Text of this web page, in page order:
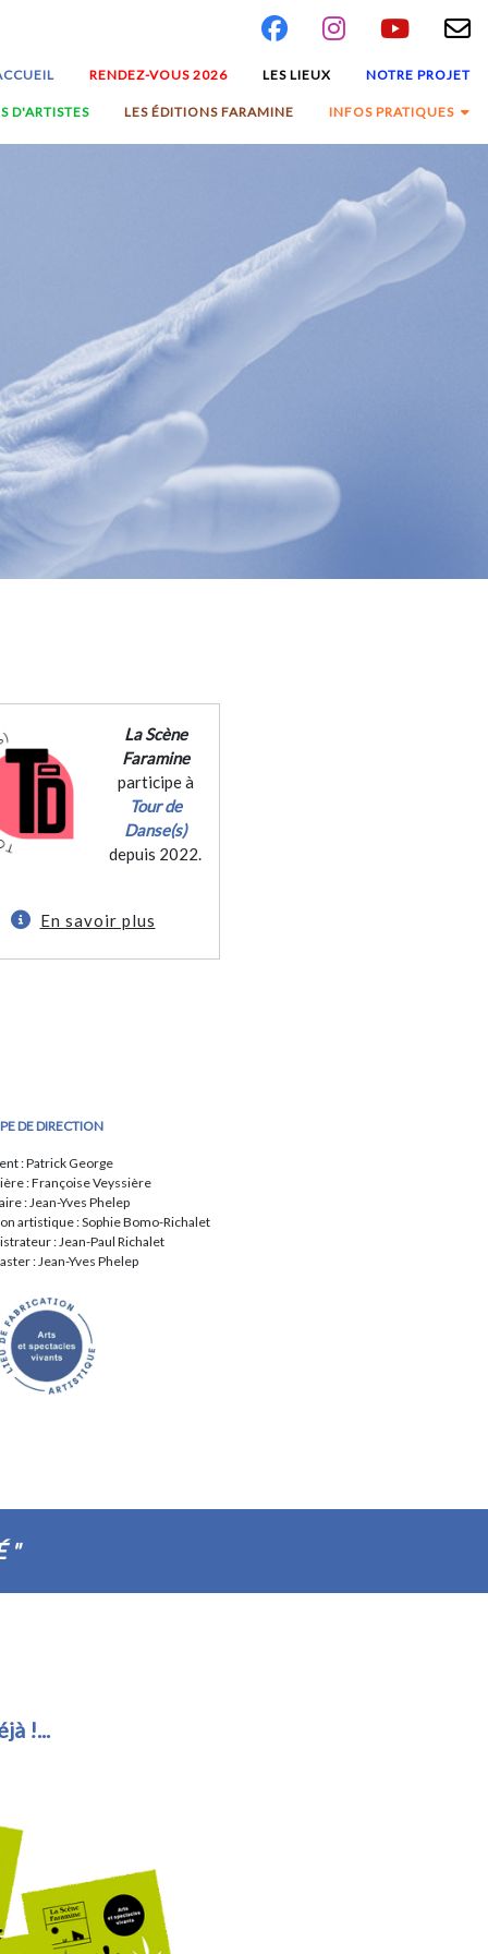
NOTRE PROJET
LES LIEUX
RENDEZ-VOUS 2026
INFOS PRATIQUES
LES ÉDITIONS FARAMINE
D'ARTISTES
La Scène
Faramine
participe à
Tour de
Danse(s)
depuis 2022.
En savoir plus
DE DIRECTION
: Patrick George
: Françoise Veyssière
: Jean-Yves Phelep
artistique : Sophie Bomo-Richalet
: Jean-Paul Richalet
: Jean-Yves Phelep
!...